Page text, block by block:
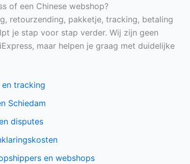
of een Chinese webshop?
retourzending, pakketje, tracking, betaling
je stap voor stap verder. Wij zijn geen
maar helpen je graag met duidelijke
tracking
Schiedam
disputes
en webshops